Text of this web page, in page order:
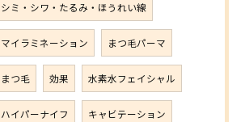
シミ・シワ・たるみ・ほうれい線
マイラミネーション まつ毛パーマ
まつ毛 効果 水素水フェイシャル
ハイパーナイフ キャビテーション